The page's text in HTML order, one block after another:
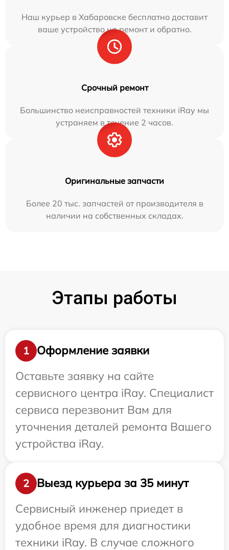
Наш курьер в Хабаровске бесплатно доставит
ваше устройство на ремонт и обратно.
Срочный ремонт
Большинство неисправностей техники iRay мы
устраняем в течение 2 часов.
Оригинальные запчасти
Более 20 тыс. запчастей от производителя в
наличии на собственных складах.
Этапы работы
1
Оформление заявки
Оставьте заявку на сайте
сервисного центра iRay. Специалист
сервиса перезвонит Вам для
уточнения деталей ремонта Вашего
устройства iRay.
2
Выезд курьера за 35 минут
Сервисный инженер приедет в
удобное время для диагностики
техники iRay. В случае сложного